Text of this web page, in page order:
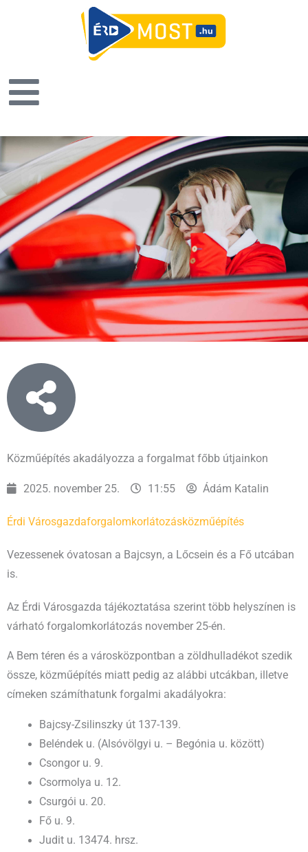
Közműépítés akadályozza a forgalmat főbb útjainkon
2025. november 25. 11:55 Ádám Katalin
Érdi Városgazdaforgalomkorlátozásközműépítés
Vezessenek óvatosan a Bajcsyn, a Lőcsein és a Fő utcában
is.
Az Érdi Városgazda tájékoztatása szerint több helyszínen is
várható forgalomkorlátozás november 25-én.
A Bem téren és a városközpontban a zöldhulladékot szedik
össze, közműépítés miatt pedig az alábbi utcákban, illetve
címeken számíthatunk forgalmi akadályokra:
Bajcsy-Zsilinszky út 137-139.
Beléndek u. (Alsóvölgyi u. – Begónia u. között)
Csongor u. 9.
Csormolya u. 12.
Csurgói u. 20.
Fő u. 9.
Judit u. 13474. hrsz.